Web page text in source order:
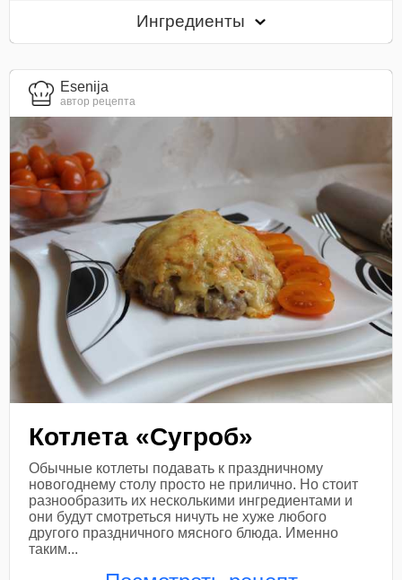
Ингредиенты
Esenija
автор рецепта
Котлета «Сугроб»
Обычные котлеты подавать к праздничному
новогоднему столу просто не прилично. Но стоит
разнообразить их несколькими ингредиентами и
они будут смотреться ничуть не хуже любого
другого праздничного мясного блюда. Именно
таким...